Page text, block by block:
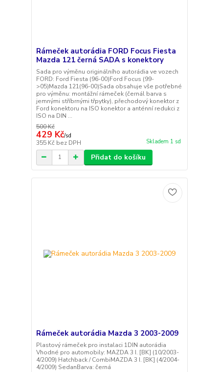
Rámeček autorádia FORD Focus Fiesta
Mazda 121 černá SADA s konektory
Sada pro výměnu originálního autorádia ve vozech
FORD: Ford Fiesta (96-00)Ford Focus (99-
>05)Mazda 121(96-00)Sada obsahuje vše potřebné
pro výměnu: montážní rámeček (černál barva s
jemnými stříbrnými třpytky), přechodový konektor z
Ford konektoru na ISO konektor a anténní redukci z
ISO na DIN ...
500 Kč
429 Kč/sd
355 Kč bez DPH Skladem 1 sd
Přidat do košíku
Rámeček autorádia Mazda 3 2003-2009
Plastový rámeček pro instalaci 1DIN autorádia
Vhodné pro automobily: MAZDA 3 I. [BK] (10/2003-
4/2009) Hatchback / CombiMAZDA 3 I. [BK] (4/2004-
4/2009) SedanBarva: černá